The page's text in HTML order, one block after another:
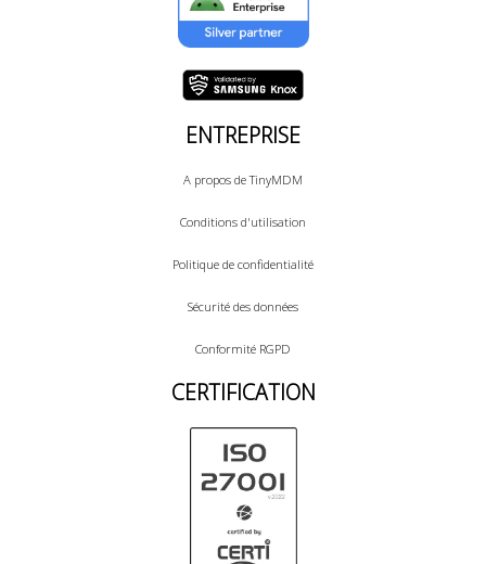
ENTREPRISE
A propos de TinyMDM
Conditions d'utilisation
Politique de confidentialité
Sécurité des données
Conformité RGPD
CERTIFICATION